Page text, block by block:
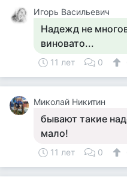
Игорь Васильевич
Надежд не
виновато...
11 лет 0
Миколай Никитин
бывают такие
мало!
11 лет 0